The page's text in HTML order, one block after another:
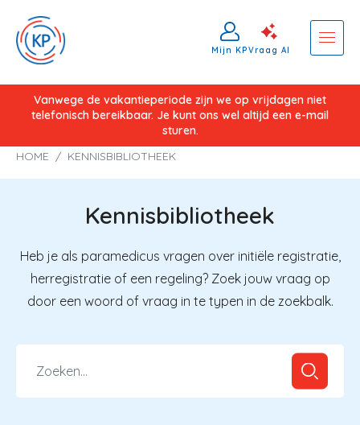
OverslaanVanwege de vakantieperiode zijn we op vrijdagen niet
telefonisch bereikbaar. Je kunt ons wel altijd een e-mail
sturen.
Mijn KPVraag AI
Kruimelpad
HOME KENNISBIBLIOTHEEK
Kennisbibliotheek
Heb je als paramedicus vragen over initiële registratie,
herregistratie of een regeling? Zoek jouw vraag op
door een woord of vraag in te typen in de zoekbalk.